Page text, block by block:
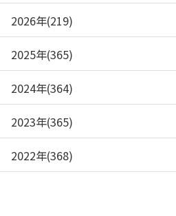
2026年(219)
2025年(365)
2024年(364)
2023年(365)
2022年(368)